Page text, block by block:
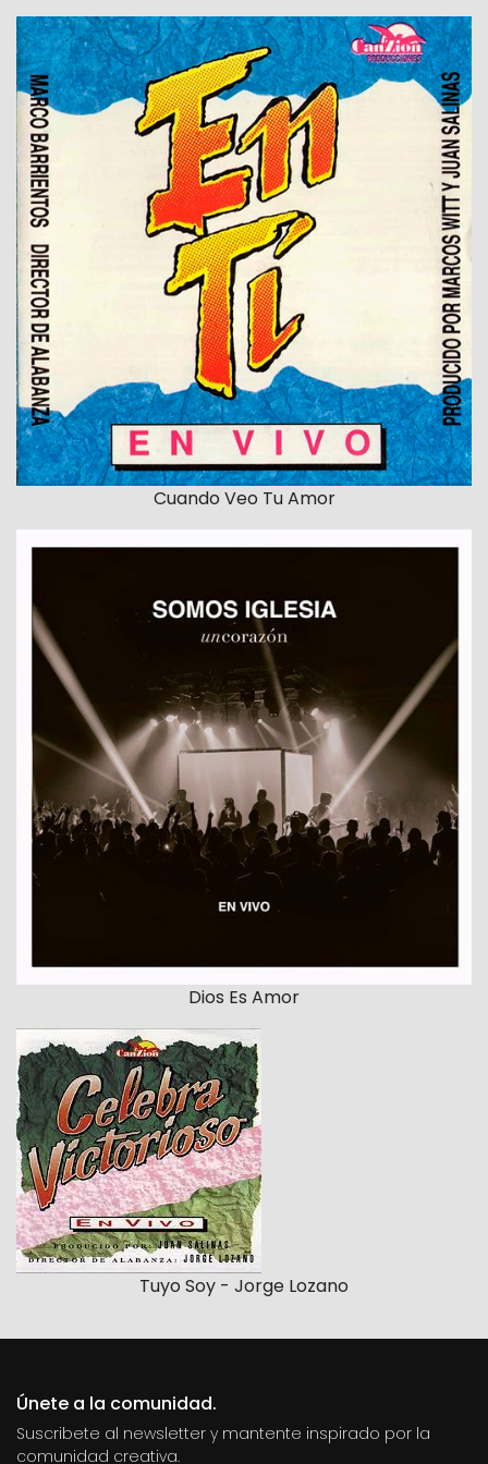
Cuando Veo Tu Amor
Dios Es Amor
Tuyo Soy - Jorge Lozano
Únete a la comunidad.
Suscribete al newsletter y mantente inspirado por la
comunidad creativa.